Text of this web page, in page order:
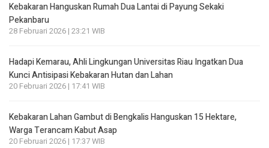
Kebakaran Hanguskan Rumah Dua Lantai di Payung Sekaki
Pekanbaru
28 Februari 2026 | 23:21 WIB
Hadapi Kemarau, Ahli Lingkungan Universitas Riau Ingatkan Dua
Kunci Antisipasi Kebakaran Hutan dan Lahan
20 Februari 2026 | 17:41 WIB
Kebakaran Lahan Gambut di Bengkalis Hanguskan 15 Hektare,
Warga Terancam Kabut Asap
20 Februari 2026 | 17:37 WIB